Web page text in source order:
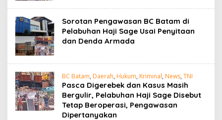
Sorotan Pengawasan BC Batam di
Pelabuhan Haji Sage Usai Penyitaan
dan Denda Armada
BC Batam, Daerah, Hukum, Kriminal, News, TNI
Pasca Digerebek dan Kasus Masih
Bergulir, Pelabuhan Haji Sage Disebut
Tetap Beroperasi, Pengawasan
Dipertanyakan